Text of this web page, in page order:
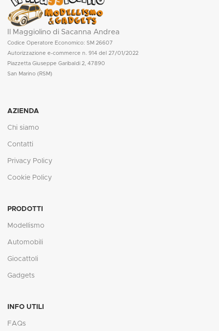
Il Maggiolino di Sacanna Andrea
Codice Operatore Economico: SM 26607
Autorizzazione e-commerce n. 914 del 27/01/2022
Piazzetta Giuseppe Garibaldi 2, 47890
San Marino (RSM)
AZIENDA
Chi siamo
Contatti
Privacy Policy
Cookie Policy
PRODOTTI
Modellismo
Automobili
Giocattoli
Gadgets
INFO UTILI
FAQs